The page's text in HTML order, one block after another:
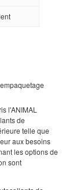
l'ANIMAL
de
telle que
aux besoins
les options de
sont